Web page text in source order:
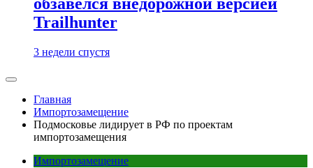
Trailhunter
3 недели спустя
Главная
Импортозамещение
Подмосковье лидирует в РФ по проектам
импортозамещения
Импортозамещение